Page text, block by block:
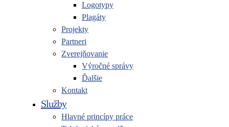
Logotypy
Plagáty
Projekty
Partneri
Zverejňovanie
Výročné správy
Ďalšie
Kontakt
Služby
Hlavné princípy práce